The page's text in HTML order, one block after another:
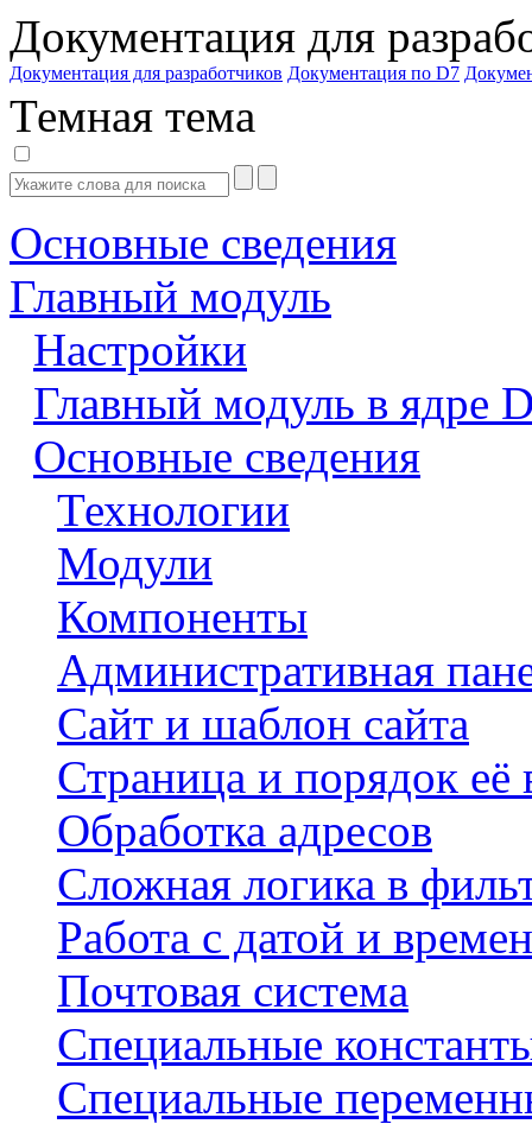
Документация для
Документация для разработчиков Документация по D7
Темная тема
Основные сведения
Главный модуль
Настройки
Главный модуль в ядре
Основные сведения
Технологии
Модули
Компоненты
Административная
Сайт и шаблон сайта
Страница и порядок её
Обработка адресов
Сложная логика в
Работа с датой и
Почтовая система
Специальные
Специальные